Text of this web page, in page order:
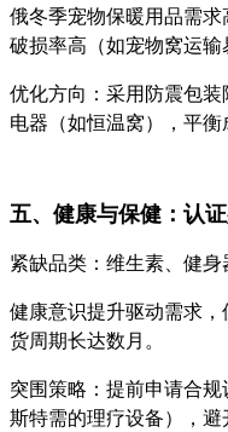
俄冬季宠物保暖用品需
破损率高（如宠物窝运输
优化方向：采用防震包
电器（如恒温窝），平衡
五、健康与保健：认
紧缺品类：维生素、健
健康意识提升驱动需求
货周期长达数月。
突围策略：提前申请合
斯特需的理疗设备），避